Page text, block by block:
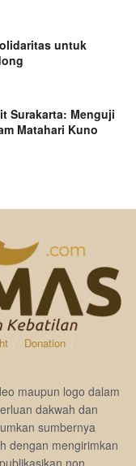
untuk
Surakarta: Menguji
Matahari Kuno
Donation
maupun logo dalam
dakwah dan
sumbernya
dengan mengirimkan
non